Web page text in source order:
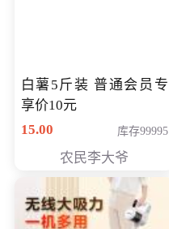
白薯5斤装 普通会员专
享价10元
15.00
库存99995
农民李大爷